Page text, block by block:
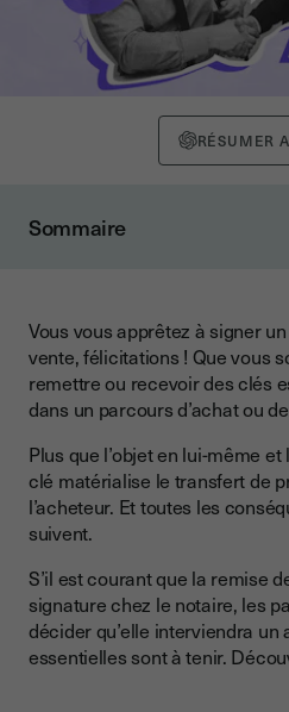
RÉSUMER
Sommaire
l’acte de vente définitif
Exception 1 : les clés sont
notaire
Exception 2 : la remise des
2. Qui remet les clés aux
l’acte authentique de vente
Remettre un trousseau de clés
immobilière, ce qu’il faut retenir
Vous vous apprêtez à signer
vente, félicitations ! Que vous
remettre ou recevoir des clés
dans un parcours d’achat ou
Plus que l’objet en lui-même
clé matérialise le transfert de
l’acheteur. Et toutes les
suivent.
S’il est courant que la remise
signature chez le notaire, les
décider qu’elle interviendra
essentielles sont à tenir.